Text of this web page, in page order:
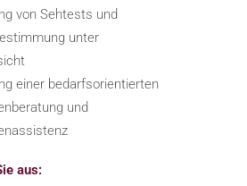
von Sehtests und
unter
einer bedarfsorientierten
und
aus: